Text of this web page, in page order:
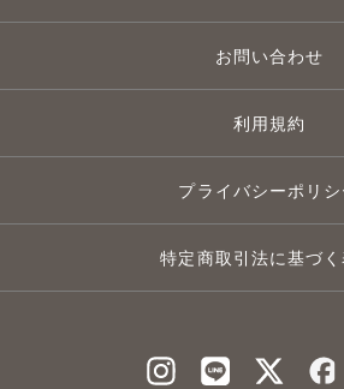
お問い合わせ
利用規約
プライバシーポリシ
特定商取引法に基づ